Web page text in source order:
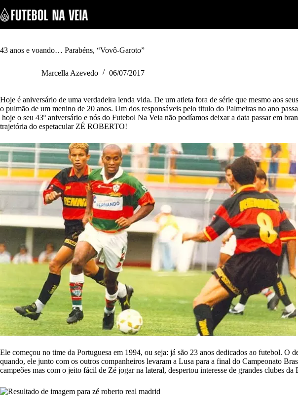
k
i
p
o
n
t
43 anos e voando… Parabéns, “Vovô-Garoto”
Marcella Azevedo 06/07/2017
Hoje é aniversário de uma verdadeira lenda vida. De um atleta fora de série que mesmo aos
o pulmão de um menino de 20 anos. Um dos responsáveis pelo titulo do Palmeiras no ano
hoje o seu 43º aniversário e nós do Futebol Na Veia não podíamos deixar a data passar em
trajetória do espetacular ZÉ ROBERTO!
Ele começou no time da Portuguesa em 1994, ou seja: já são 23 anos dedicados ao futebol. O
quando, ele junto com os outros companheiros levaram a Lusa para a final do Campeonato
campeões mas com o jeito fácil de Zé jogar na lateral, despertou interesse de grandes clubes da